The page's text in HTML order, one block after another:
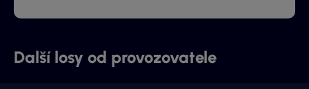
Další losy od provozovatele